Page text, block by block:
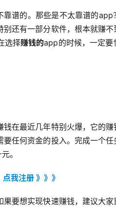
谱的。那些是不太靠谱的app
还有一部分软件，根本就赚不
选择赚钱的app的时候，一定要
在最近几年特别火爆，它的
要任何资金的投入。完成一个任
。
点我注册 》》》
要想实现快速赚钱，建议大